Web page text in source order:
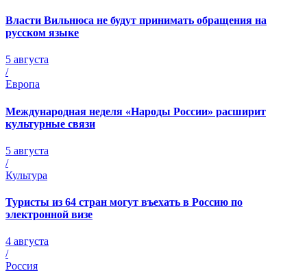
Власти Вильнюса не будут принимать обращения на
русском языке
5 августа
/
Европа
Международная неделя «Народы России» расширит
культурные связи
5 августа
/
Культура
Туристы из 64 стран могут въехать в Россию по
электронной визе
4 августа
/
Россия